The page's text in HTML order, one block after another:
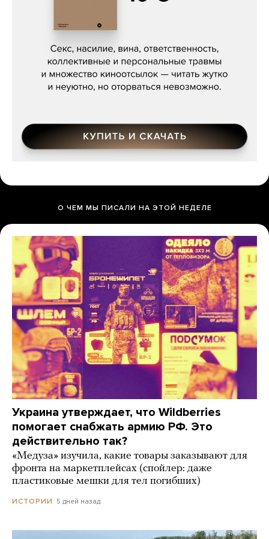
Сергей Кузнецов, «Мясорубка
О ЧЕМ МЫ ПИСАЛИ НА ЭТОЙ НЕДЕЛЕ
Украина утверждает, что Wildberries
помогает снабжать армию РФ. Это
действительно так?
«Медуза» изучила, какие товары заказывают для
фронта на маркетплейсах (спойлер: даже
пластиковые мешки для тел погибших)
ИСТОРИИ 5 дней назад